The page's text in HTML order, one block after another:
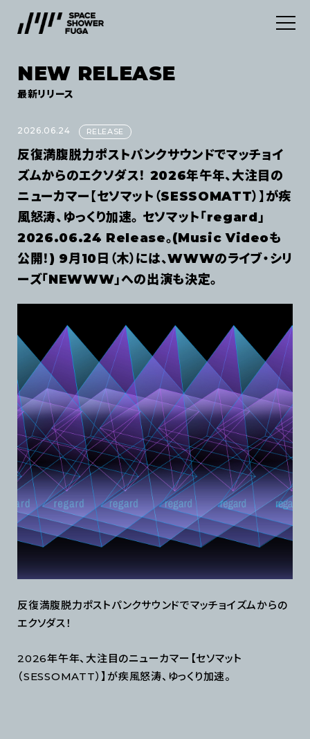
SERVICES
デジタルディストリビューション
マーケティングサービス
ABOUT
INFORMATION
NEWS
NEW RELEASE
CONTACT
JOB
利用規約
NEW RELEASE
最新リリース
2026.06.24 RELEASE
反復満腹脱力ポストパンクサウンドでマッチョイ
ズムからのエクソダス！ 2026年午年、大注目の
ニューカマー【セソマット（SESSOMATT）】が疾
風怒涛、ゆっくり加速。 セソマット「regard」
2026.06.24 Release。(Music Videoも
公開！) 9月10日（木）には、WWWのライブ・シリ
ーズ「NEWWW」への出演も決定。
反復満腹脱力ポストパンクサウンドでマッチョイズムからの
エクソダス！
2026年午年、大注目のニューカマー【セソマット
（SESSOMATT）】が疾風怒涛、ゆっくり加速。